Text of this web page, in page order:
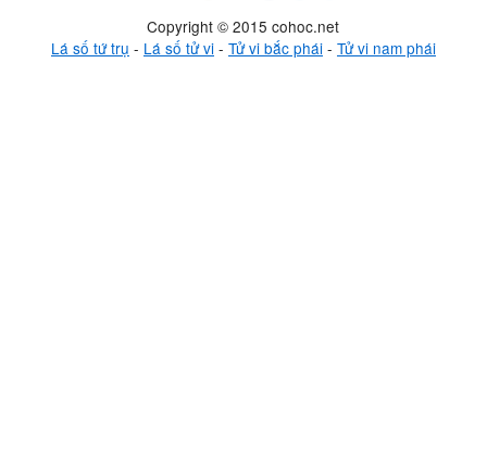
Copyright © 2015 cohoc.net
Lá số tứ trụ - Lá số tử vi- Tử vi bắc phái- Tử vi nam phái